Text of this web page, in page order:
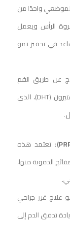
الموضعي واحدًا من
الرأس ويعمل
في تحفيز نمو
عن طريق الفم
ويعمل على تقليل إنتاج هرمون الديهيدروتستوستيرون (DHT)، الذي
تعتمد هذه
الدموية منها،
علاج غير جراحي
تدفق الدم إلى